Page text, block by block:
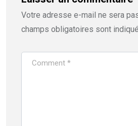
Votre adresse e-mail ne sera
champs obligatoires sont